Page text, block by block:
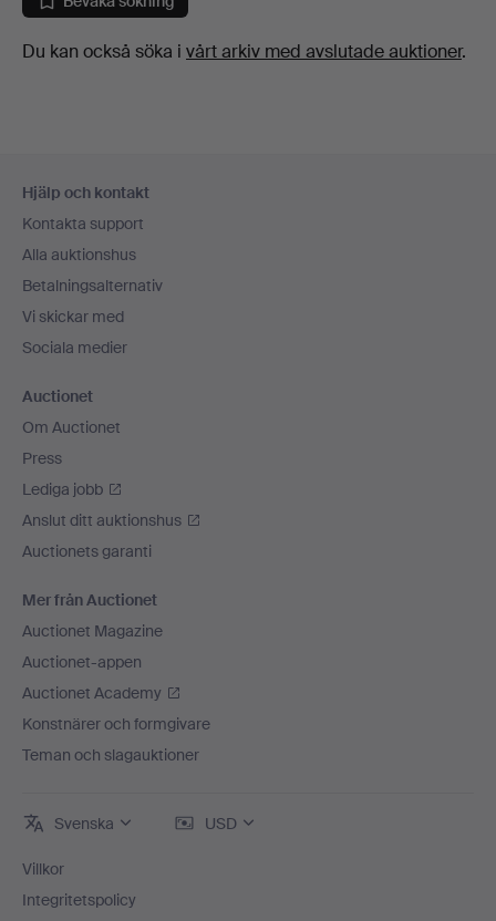
Du kan också söka i vårt arkiv med avslutade auktioner.
Hjälp och kontakt
Kontakta support
Alla auktionshus
Betalningsalternativ
Vi skickar med
Sociala medier
Auctionet
Om Auctionet
Press
Lediga jobb
Anslut ditt auktionshus
Auctionets garanti
Mer från Auctionet
Auctionet Magazine
Auctionet-appen
Auctionet Academy
Konstnärer och formgivare
Teman och slagauktioner
Svenska USD
Villkor
Integritetspolicy